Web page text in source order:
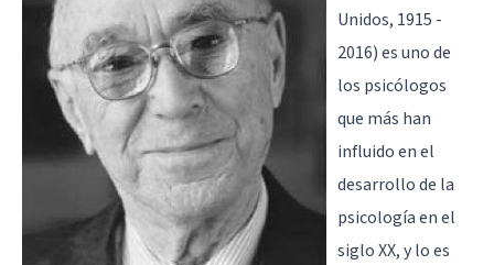
Unidos, 1915 -
2016) es uno de
los psicólogos
que más han
influido en el
desarrollo de la
psicología en el
siglo XX, y lo es